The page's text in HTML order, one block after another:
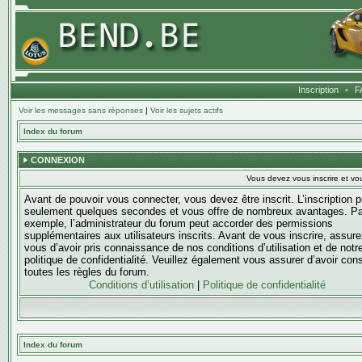
Inscription •
Voir les messages sans réponses | Voir les sujets actifs
Index du forum
CONNEXION
Vous devez vous inscrire et
Avant de pouvoir vous connecter, vous devez être inscrit. L’inscription
seulement quelques secondes et vous offre de nombreux avantages.
exemple, l’administrateur du forum peut accorder des permissions
supplémentaires aux utilisateurs inscrits. Avant de vous inscrire,
vous d’avoir pris connaissance de nos conditions d’utilisation et de
politique de confidentialité. Veuillez également vous assurer d’avoir
toutes les règles du forum.
Conditions d’utilisation
Politique de confidentialité
Index du forum